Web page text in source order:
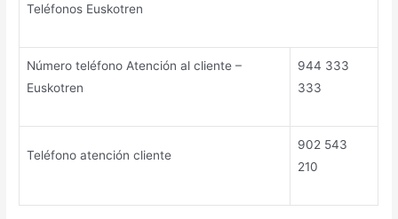
Teléfonos Euskotren
Número teléfono Atención al cliente –
Euskotren
944 333
333
Teléfono atención cliente
902 543
210